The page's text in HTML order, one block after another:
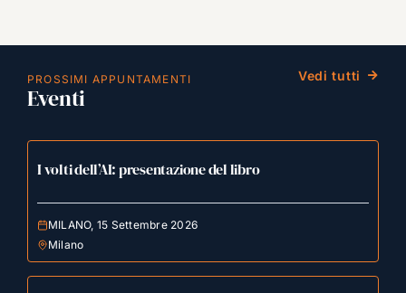
PROSSIMI APPUNTAMENTI
Eventi
Vedi tutti
I volti dell’AI: presentazione del libro
MILANO, 15 Settembre 2026
Milano